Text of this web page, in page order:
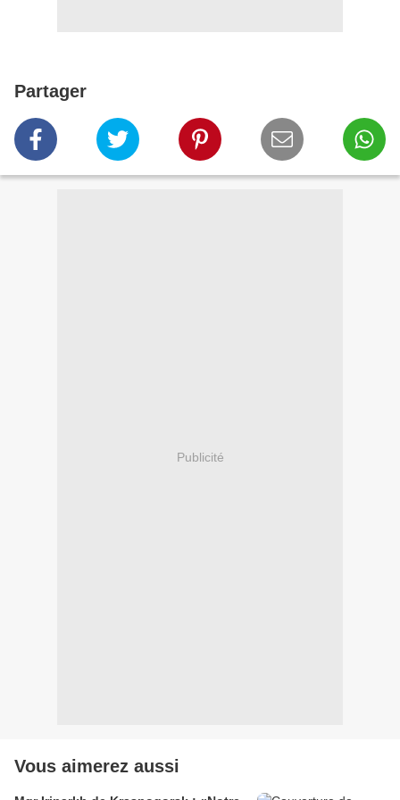
Partager
Publicité
Vous aimerez aussi